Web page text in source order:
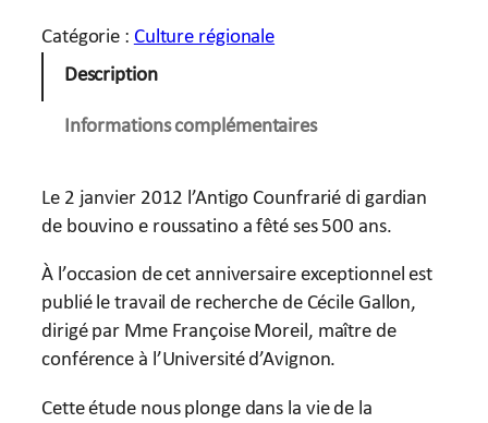
n
e
L
a
C
o
n
f
r
Catégorie : Culture régionale
Description
Informations complémentaires
Le 2 janvier 2012 l’Antigo Counfrarié di gardian
de bouvino e roussatino a fêté ses 500 ans.
À l’occasion de cet anniversaire exceptionnel est
publié le travail de recherche de Cécile Gallon,
dirigé par Mme Françoise Moreil, maître de
conférence à l’Université d’Avignon.
Cette étude nous plonge dans la vie de la